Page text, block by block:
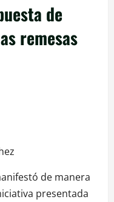
de
remesas
de manera
presentada